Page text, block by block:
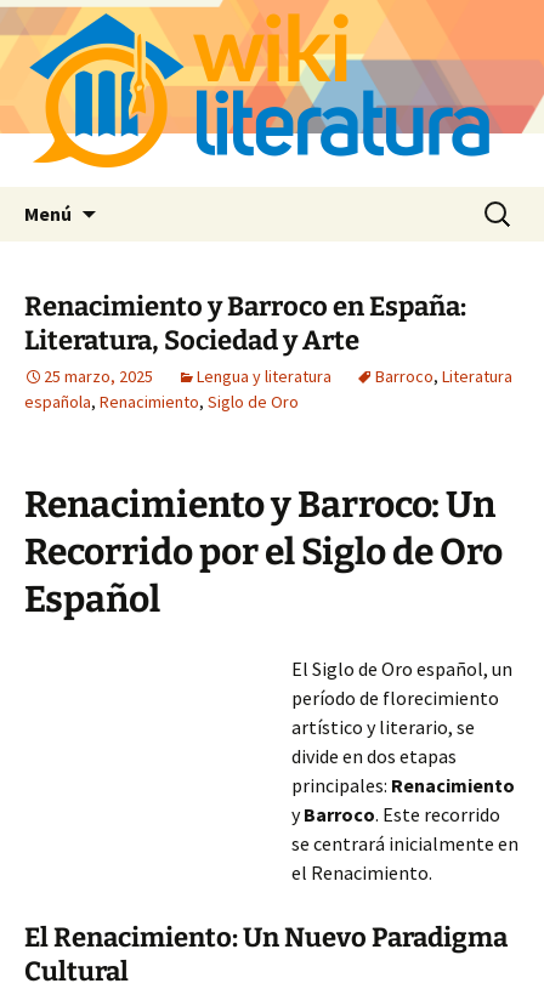
Menú Buscar:
Renacimiento y Barroco en España:
Literatura, Sociedad y Arte
25 marzo, 2025 Lengua y literatura Barroco, Literatura
española, Renacimiento, Siglo de Oro
Renacimiento y Barroco: Un
Recorrido por el Siglo de Oro
Español
El Siglo de Oro español, un
período de florecimiento
artístico y literario, se
divide en dos etapas
principales: Renacimiento
yBarroco. Este recorrido
se centrará inicialmente en
el Renacimiento.
El Renacimiento: Un Nuevo Paradigma
Cultural